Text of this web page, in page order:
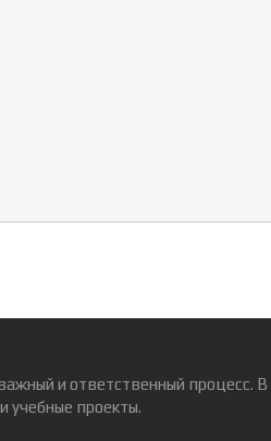
и ответственный процесс.
учебные проекты.